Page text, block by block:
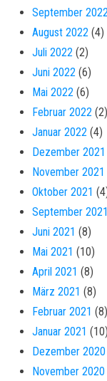
September
August 2022 (4)
Juli 2022 (2)
Juni 2022 (6)
Mai 2022 (6)
Februar 2022 (2)
Januar 2022 (4)
Dezember 2021
November 2021
Oktober 2021
September 2021
Juni 2021 (8)
Mai 2021 (10)
April 2021 (8)
März 2021 (8)
Februar 2021 (8)
Januar 2021 (10)
Dezember 2020
November 2020